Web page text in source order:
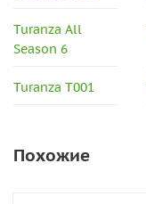
Turanza All
Season 6
Turanza T001
Похожие